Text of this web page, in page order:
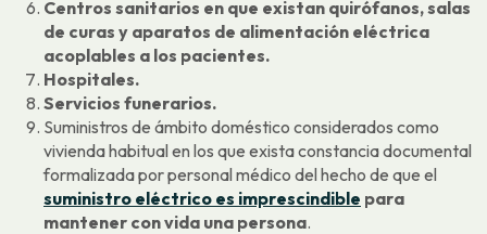
Centros sanitarios en que existan quirófanos, salas
de curas y aparatos de alimentación eléctrica
acoplables a los pacientes.
Hospitales.
Servicios funerarios.
Suministros de ámbito doméstico considerados como
vivienda habitual en los que exista constancia documental
formalizada por personal médico del hecho de que el
suministro eléctrico es imprescindible para
mantener con vida una persona.